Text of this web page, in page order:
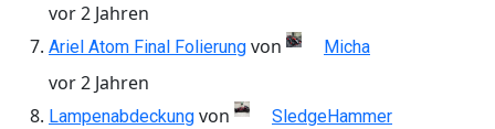
vor 2 Jahren
Ariel Atom Final Folierung von Micha
vor 2 Jahren
Lampenabdeckung von SledgeHammer